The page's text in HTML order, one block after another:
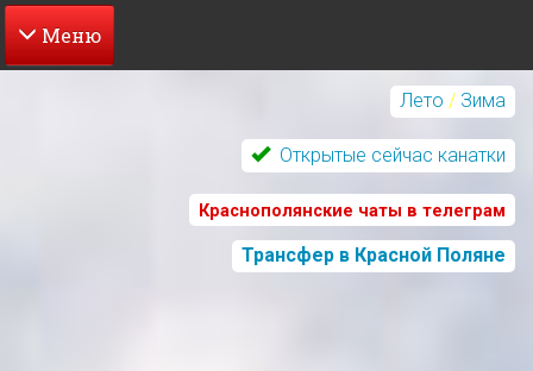
Перейти
Лето / Зима
Открытые сейчас канатки
Краснополянские чаты в телеграм
Трансфер в Красной Поляне